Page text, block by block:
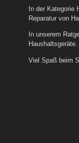
In der Kategorie
Reparatur von
In unserem
Haushaltsgeräte.
Viel Spaß beim